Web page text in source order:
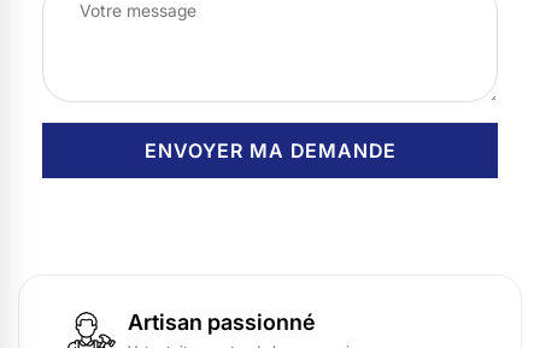
Artisan passionné